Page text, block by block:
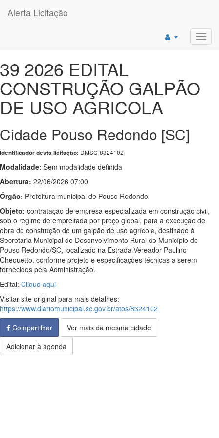
Alerta Licitação
39 2026 EDITAL
CONSTRUÇÃO GALPÃO
DE USO AGRICOLA
Cidade Pouso Redondo [SC]
Identificador desta licitação: DMSC-8324102
Modalidade: Sem modalidade definida
Abertura: 22/06/2026 07:00
Órgão: Prefeitura municipal de Pouso Redondo
Objeto: contratação de empresa especializada em construção civil,
sob o regime de empreitada por preço global, para a execução de
obra de construção de um galpão de uso agrícola, destinado à
Secretaria Municipal de Desenvolvimento Rural do Município de
Pouso Redondo/SC, localizado na Estrada Vereador Paulino
Chequetto, conforme projeto e especificações técnicas a serem
fornecidos pela Administração.
Edital: Clique aqui
Visitar site original para mais detalhes:
https://www.diariomunicipal.sc.gov.br/atos/8324102
Compartilhar
Ver mais da mesma cidade
Adicionar à agenda